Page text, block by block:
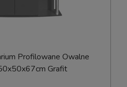
Profilowane Owalne
Grafit